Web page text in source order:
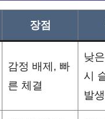
장점
감정 배제, 빠
른 체결
낮
시
발생